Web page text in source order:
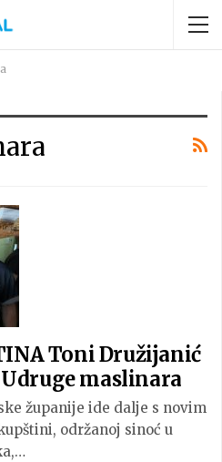
Toni Družijanić
maslinara
županije ide dalje s novim
održanoj sinoć u